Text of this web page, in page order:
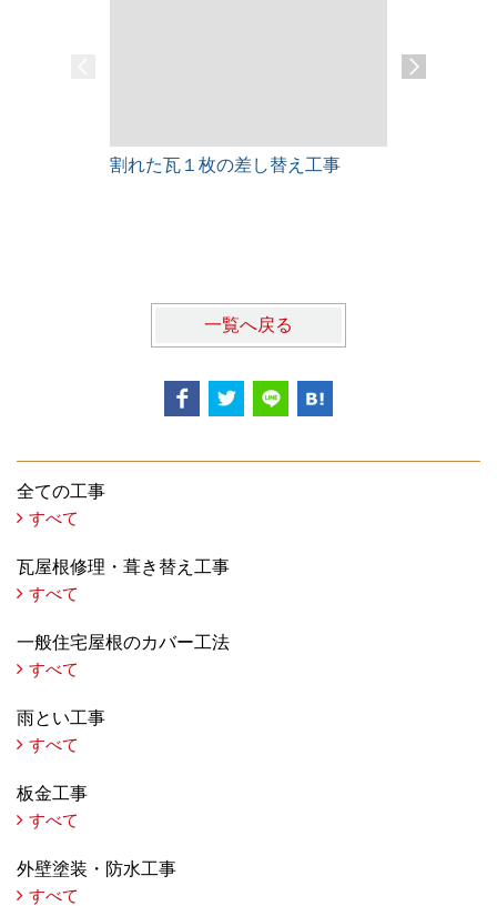
割れた瓦１枚の差し替え工事
一覧へ戻る
全ての工事
すべて
瓦屋根修理・葺き替え工事
すべて
一般住宅屋根のカバー工法
すべて
雨とい工事
すべて
板金工事
すべて
外壁塗装・防水工事
すべて